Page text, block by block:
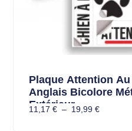
Plaque Attention
Anglais Bicolore
Extérieur
11,17 € – 19,99 €